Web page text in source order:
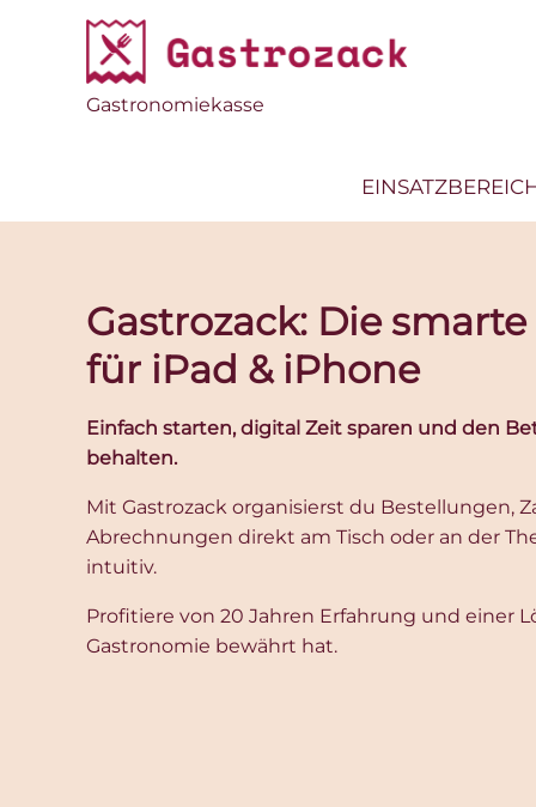
Gastronomiekasse
Gastrozack: Die
für iPad & iPhone
Einfach starten, digital Zeit sparen und den
behalten.
Mit Gastrozack organisierst du Bestellungen,
Abrechnungen direkt am Tisch oder an der
intuitiv.
Profitiere von 20 Jahren Erfahrung und einer
Gastronomie bewährt hat.